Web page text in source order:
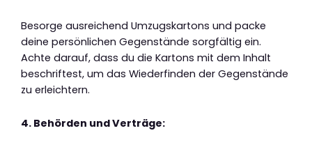
Besorge ausreichend Umzugskartons und packe
deine persönlichen Gegenstände sorgfältig ein.
Achte darauf, dass du die Kartons mit dem Inhalt
beschriftest, um das Wiederfinden der Gegenstände
zu erleichtern.
4. Behörden und Verträge: